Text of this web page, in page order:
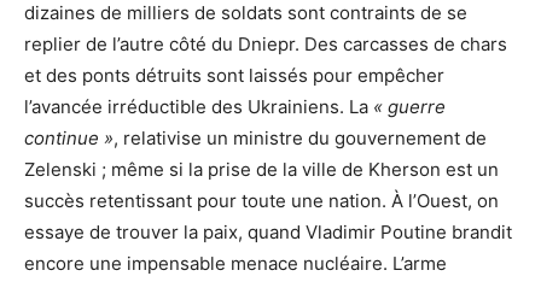
dizaines de milliers de soldats sont contraints de se
replier de l’autre côté du Dniepr. Des carcasses de chars
et des ponts détruits sont laissés pour empêcher
l’avancée irréductible des Ukrainiens. La « guerre
continue », relativise un ministre du gouvernement de
Zelenski ; même si la prise de la ville de Kherson est un
succès retentissant pour toute une nation. À l’Ouest, on
essaye de trouver la paix, quand Vladimir Poutine brandit
encore une impensable menace nucléaire. L’arme